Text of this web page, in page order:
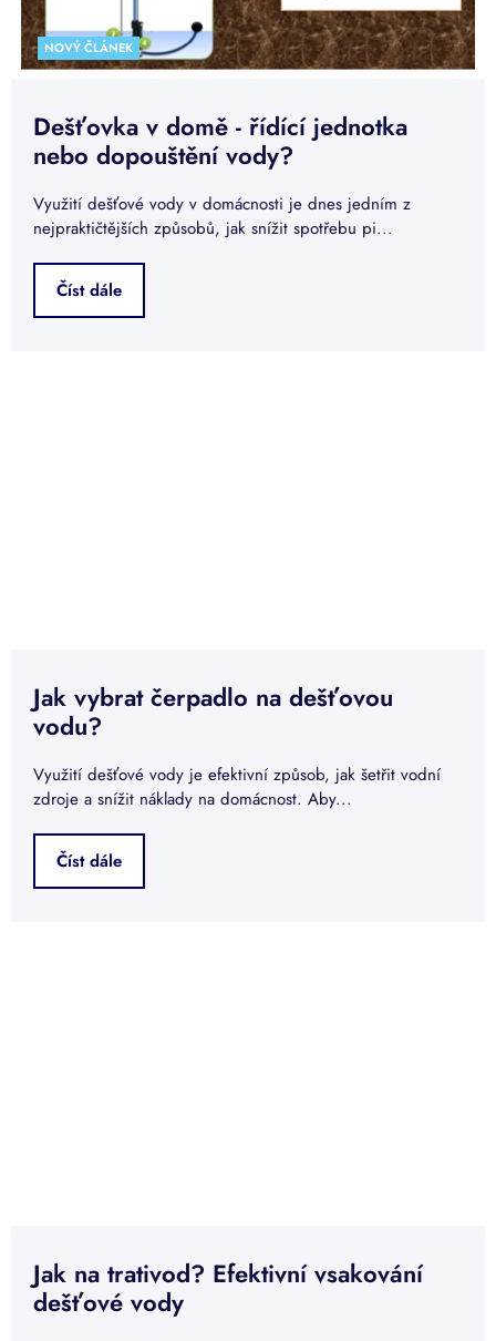
ů
Dešťovka v domě - řídící jednotka
nebo dopouštění vody?
Využití dešťové vody v domácnosti je dnes jedním z
nejpraktičtějších způsobů, jak snížit spotřebu pi...
Číst dále
Jak vybrat čerpadlo na dešťovou
vodu?
Využití dešťové vody je efektivní způsob, jak šetřit vodní
zdroje a snížit náklady na domácnost. Aby...
Číst dále
Jak na trativod? Efektivní vsakování
dešťové vody